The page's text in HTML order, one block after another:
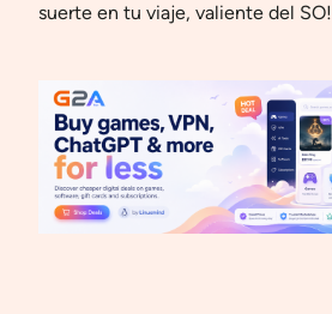
suerte en tu viaje, valiente del SO!